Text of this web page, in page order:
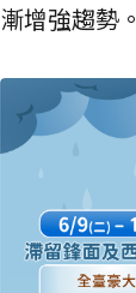
漸增強趨勢。